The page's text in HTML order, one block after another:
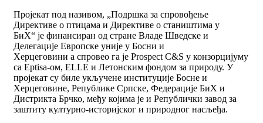
Пројекат под називом, „Подршка за спровођење
Директиве о птицама и Директиве о стаништима у
БиХ“ је финансиран од стране Владе Шведске и
Делегације Европске уније у Босни и
Херцеговини а спровео га је Prospect C&S у конзорцијуму
са Eptisa-ом, ELLE и Летонским фондом за природу. У
пројекат су биле укључене институције Босне и
Херцеговине, Републике Српске, Федерације БиХ и
Дистрикта Брчко, међу којима је и Републички завод за
заштиту културно-историјског и природног насљеђа.